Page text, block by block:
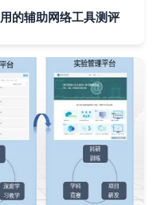
的辅助网络工具测评